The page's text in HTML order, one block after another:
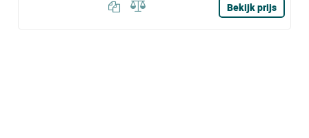
Bekijk prijs